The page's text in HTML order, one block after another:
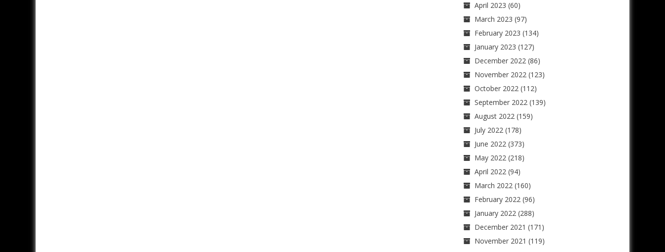
April 2023 (60)
March 2023 (97)
February 2023 (134)
January 2023 (127)
December 2022(86)
November 2022(123)
October 2022(112)
September 2022(139)
August 2022(159)
July 2022(178)
June 2022(373)
May 2022(218)
April 2022(94)
March 2022(160)
February 2022(96)
January 2022(288)
December 2021 (171)
November 2021 (119)